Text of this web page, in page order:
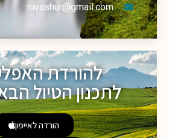
nivashur@gmail.com
להורדת
לתכנון הטיול
הורדה לאייפון